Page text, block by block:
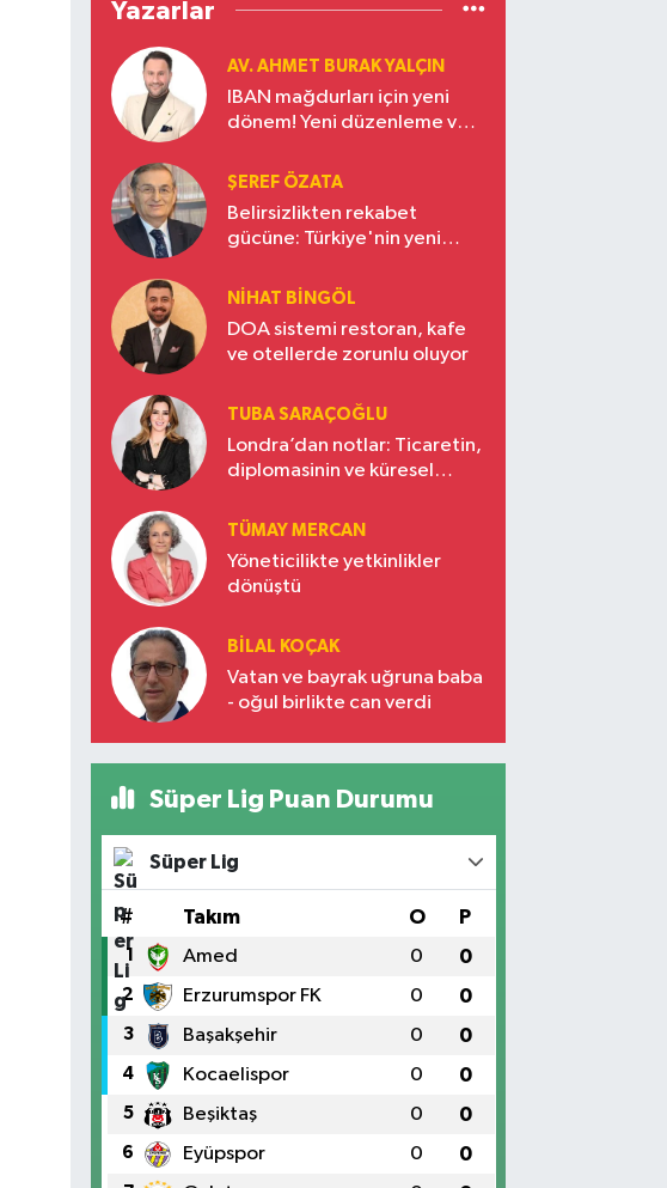
Yazarlar
AV. AHMET BURAK YALÇIN
IBAN mağdurları için yeni
dönem! Yeni düzenleme ve
ŞEREF ÖZATA
Belirsizlikten rekabet
gücüne: Türkiye'nin yeni
NIHAT BINGÖL
DOA sistemi restoran, kafe
ve otellerde zorunlu oluyor
TUBA SARAÇOĞLU
Londra’dan notlar: Ticaretin,
diplomasinin ve küresel
Türkiye’nin yükselen gücü
TÜMAY MERCAN
Yöneticilikte yetkinlikler
dönüştü
BILAL KOÇAK
Vatan ve bayrak uğruna baba
- oğul birlikte can verdi
Süper Lig Puan Durumu
Süper Lig
# Takım O P
1 Amed 0 0
2 Erzurumspor FK 0 0
3 Başakşehir 0 0
4 Kocaelispor 0 0
5 Beşiktaş 0 0
6 Eyüpspor 0 0